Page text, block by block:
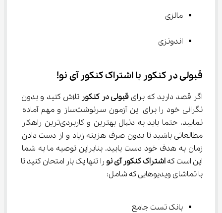
مالزی
اندونزی
قبولی در کنکور با اشتراک کنکور آی نو!
اگر قصد دارید که برای قبولی در کنکور تلاش کنید و بدون
نگرانی خود را برای این آزمون سرنوشت‌ساز و مهم آماده
نمایید، حتما باید به دنبال بهترین و کاربردی‌ترین راهکار
مطالعاتی باشید تا بدون صرف هزینه زیاد و از دست دادن
زمان به هدف خود دست یابید. بنابراین توصیه ما به شما
این است که اشتراک کنکور آی نو را تنها یک بار امتحان کنید تا
با تماشای ویدیوهایی که شامل:
بانک تست جامع